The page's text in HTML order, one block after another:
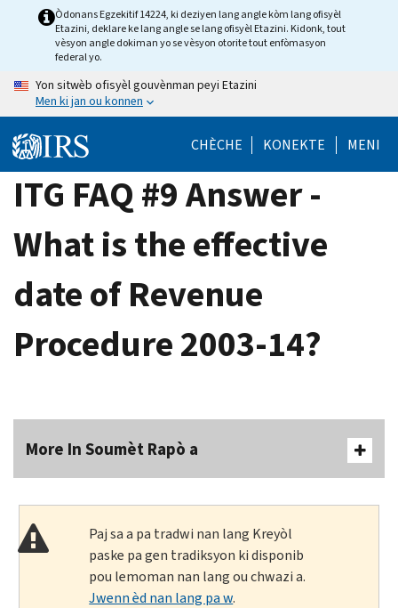
Òdonans Egzekitif 14224, ki deziyen lang angle kòm lang ofisyèl
Etazini, deklare ke lang angle se lang ofisyèl Etazini. Kidonk, tout
vèsyon angle dokiman yo se vèsyon otorite tout enfòmasyon
federal yo.
Yon sitwèb ofisyèl gouvènman peyi Etazini
Men ki jan ou konnen
CHÈCHE KONEKTE MENI
ITG FAQ #9 Answer -
What is the effective
date of Revenue
Procedure 2003-14?
More In Soumèt Rapò a
Paj sa a pa tradwi nan lang Kreyòl
paske pa gen tradiksyon ki disponib
pou lemoman nan lang ou chwazi a.
Jwenn èd nan lang pa w.